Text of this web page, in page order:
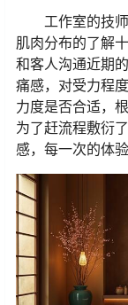
工作室的技
肌肉分布的了解
和客人沟通近期
痛感，对受力程
力度是否合适，
为了赶流程敷衍
感，每一次的体